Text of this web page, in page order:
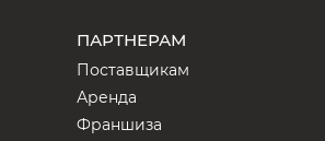
ПАРТНЕРАМ
Поставщикам
Аренда
Франшиза